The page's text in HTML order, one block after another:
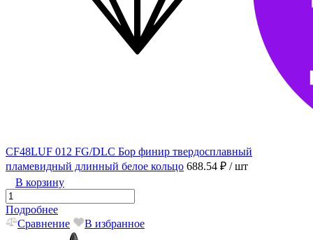
CF48LUF 012 FG/DLC Бор финир твердосплавный
пламевидный длинный белое кольцо 688.54 ₽ / шт
В корзину
Подробнее
Сравнение
В избранное